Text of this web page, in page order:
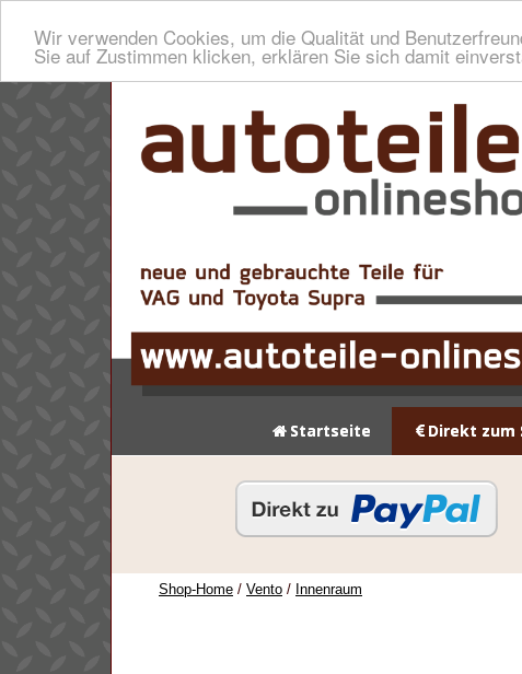
Wir verwenden Cookies, um die Qualität und
Sie auf Zustimmen klicken, erklären Sie sich damit
Startseite Direkt zum
Shop-Home / Vento / Innenraum